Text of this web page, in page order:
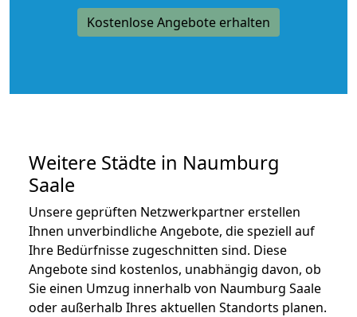
Kostenlose Angebote erhalten
Weitere Städte in Naumburg
Saale
Unsere geprüften Netzwerkpartner erstellen
Ihnen unverbindliche Angebote, die speziell auf
Ihre Bedürfnisse zugeschnitten sind. Diese
Angebote sind kostenlos, unabhängig davon, ob
Sie einen Umzug innerhalb von Naumburg Saale
oder außerhalb Ihres aktuellen Standorts planen.